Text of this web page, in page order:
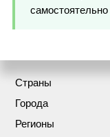
самостоятельно
Страны
Города
Регионы